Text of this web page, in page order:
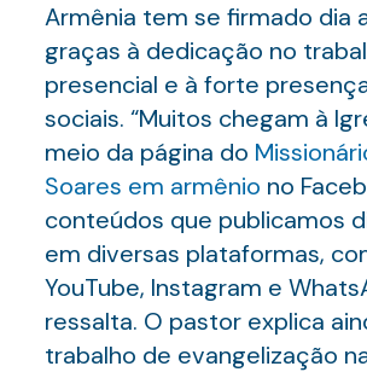
Armênia tem se firmado dia
graças à dedicação no
presencial e à forte
sociais. “Muitos chegam à
meio da página do
Soares em armênio no
conteúdos que publicamos
em diversas plataformas,
YouTube, Instagram e
ressalta. O pastor explica
trabalho de evangelização